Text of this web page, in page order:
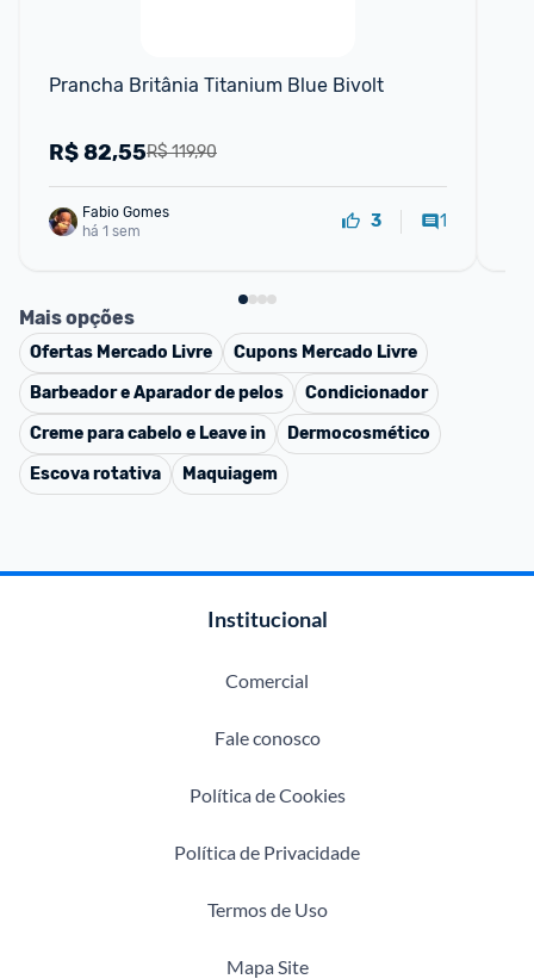
Prancha Britânia Titanium Blue Bivolt
R$ 119,90
R$82,55
Fabio Gomes
há 1 sem
3 1
Mais opções
Ofertas Mercado Livre Cupons Mercado Livre
Barbeador e Aparador de pelos
Condicionador
Creme para cabelo e Leave in
Dermocosmético
Escova rotativa
Maquiagem
Institucional
Comercial
Fale conosco
Política de Cookies
Política de Privacidade
Termos de Uso
Mapa Site